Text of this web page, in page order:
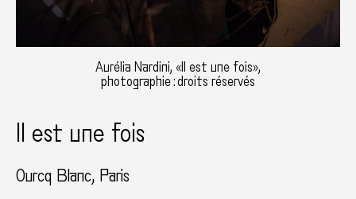
Aurélia Nardini, «Il est une fois»,
photographie : droits réservés
Il est une fois
Ourcq Blanc, Paris